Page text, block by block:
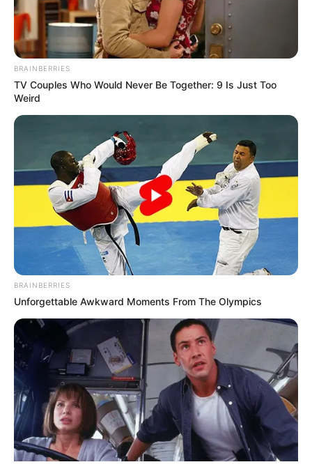
TAGS
© 2025 EVIANEWS του Γιώργου Κουτσελίνη
BRAINBERRIES
TV Couples Who Would Never Be Together: 9 Is Just Too
Weird
BRAINBERRIES
Unforgettable Awkward Moments From The Olympics